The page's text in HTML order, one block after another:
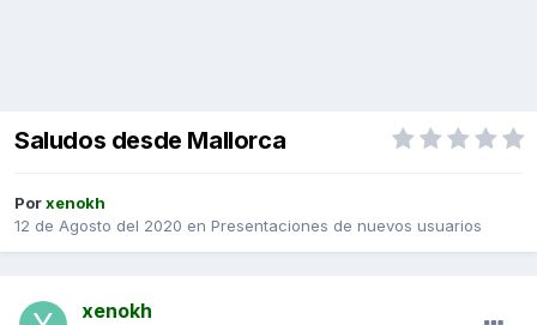
Saludos desde Mallorca
Porxenokh
12 de Agosto del 2020 en Presentaciones de nuevos usuarios
xenokh